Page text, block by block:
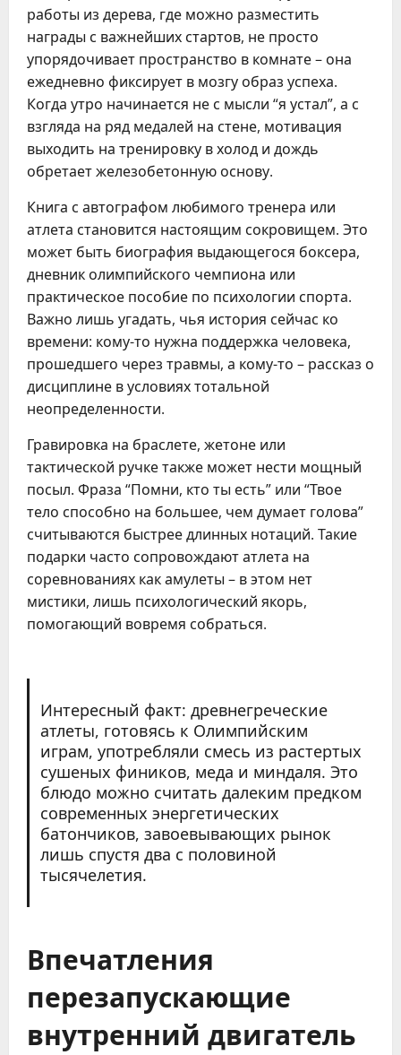
работы из дерева, где можно разместить
награды с важнейших стартов, не просто
упорядочивает пространство в комнате – она
ежедневно фиксирует в мозгу образ успеха.
Когда утро начинается не с мысли “я устал”, а с
взгляда на ряд медалей на стене, мотивация
выходить на тренировку в холод и дождь
обретает железобетонную основу.
Книга с автографом любимого тренера или
атлета становится настоящим сокровищем. Это
может быть биография выдающегося боксера,
дневник олимпийского чемпиона или
практическое пособие по психологии спорта.
Важно лишь угадать, чья история сейчас ко
времени: кому-то нужна поддержка человека,
прошедшего через травмы, а кому-то – рассказ о
дисциплине в условиях тотальной
неопределенности.
Гравировка на браслете, жетоне или
тактической ручке также может нести мощный
посыл. Фраза “Помни, кто ты есть” или “Твое
тело способно на большее, чем думает голова”
считываются быстрее длинных нотаций. Такие
подарки часто сопровождают атлета на
соревнованиях как амулеты – в этом нет
мистики, лишь психологический якорь,
помогающий вовремя собраться.
Интересный факт: древнегреческие
атлеты, готовясь к Олимпийским
играм, употребляли смесь из растертых
сушеных фиников, меда и миндаля. Это
блюдо можно считать далеким предком
современных энергетических
батончиков, завоевывающих рынок
лишь спустя два с половиной
тысячелетия.
Впечатления
перезапускающие
внутренний двигатель